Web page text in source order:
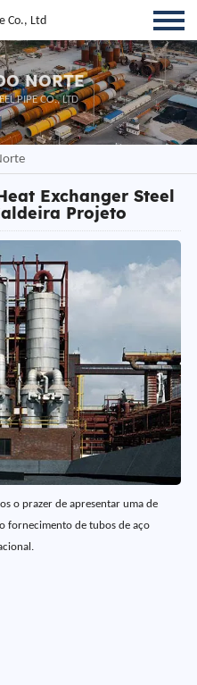
Co., Ltd
NORTE
PIPE CO., LTD
Exchanger Steel
Projeto
o prazer de apresentar uma de
fornecimento de tubos de aço